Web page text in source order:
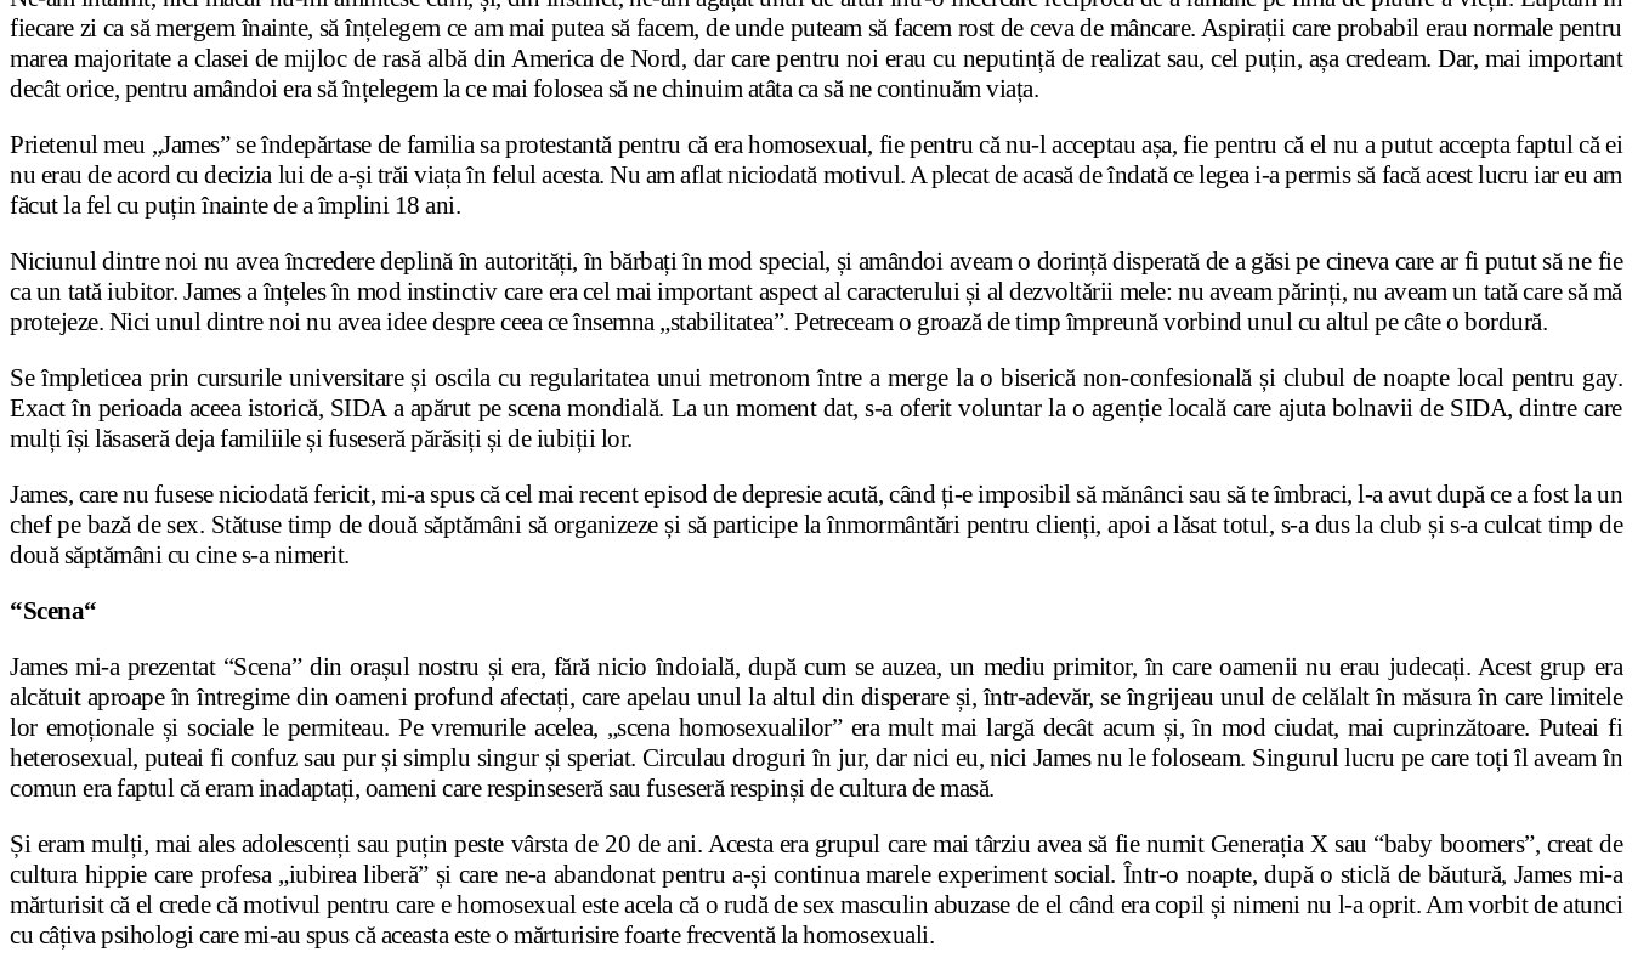
fiecare zi ca să mergem înainte, să înțelegem ce am mai putea să facem, de unde puteam să facem rost de ceva de mâncare. Aspirații care probabil erau normale pentru
marea majoritate a clasei de mijloc de rasă albă din America de Nord, dar care pentru noi erau cu neputință de realizat sau, cel puțin, așa credeam. Dar, mai important
decât orice, pentru amândoi era să înțelegem la ce mai folosea să ne chinuim atâta ca să ne continuăm viața.
Prietenul meu „James” se îndepărtase de familia sa protestantă pentru că era homosexual, fie pentru că nu-l acceptau așa, fie pentru că el nu a putut accepta faptul că ei
nu erau de acord cu decizia lui de a-și trăi viața în felul acesta. Nu am aflat niciodată motivul. A plecat de acasă de îndată ce legea i-a permis să facă acest lucru iar eu am
făcut la fel cu puțin înainte de a împlini 18 ani.
Niciunul dintre noi nu avea încredere deplină în autorități, în bărbați în mod special, și amândoi aveam o dorință disperată de a găsi pe cineva care ar fi putut să ne fie
ca un tată iubitor. James a înțeles în mod instinctiv care era cel mai important aspect al caracterului și al dezvoltării mele: nu aveam părinți, nu aveam un tată care să mă
protejeze. Nici unul dintre noi nu avea idee despre ceea ce însemna „stabilitatea”. Petreceam o groază de timp împreună vorbind unul cu altul pe câte o bordură.
Se împleticea prin cursurile universitare și oscila cu regularitatea unui metronom între a merge la o biserică non-confesională și clubul de noapte local pentru gay.
Exact în perioada aceea istorică, SIDA a apărut pe scena mondială. La un moment dat, s-a oferit voluntar la o agenție locală care ajuta bolnavii de SIDA, dintre care
mulți își lăsaseră deja familiile și fuseseră părăsiți și de iubiții lor.
James, care nu fusese niciodată fericit, mi-a spus că cel mai recent episod de depresie acută, când ți-e imposibil să mănânci sau să te îmbraci, l-a avut după ce a fost la un
chef pe bază de sex. Stătuse timp de două săptămâni să organizeze și să participe la înmormântări pentru clienți, apoi a lăsat totul, s-a dus la club și s-a culcat timp de
două săptămâni cu cine s-a nimerit.
“Scena“
James mi-a prezentat “Scena” din orașul nostru și era, fără nicio îndoială, după cum se auzea, un mediu primitor, în care oamenii nu erau judecați. Acest grup era
alcătuit aproape în întregime din oameni profund afectați, care apelau unul la altul din disperare și, într-adevăr, se îngrijeau unul de celălalt în măsura în care limitele
lor emoționale și sociale le permiteau. Pe vremurile acelea, „scena homosexualilor” era mult mai largă decât acum și, în mod ciudat, mai cuprinzătoare. Puteai fi
heterosexual, puteai fi confuz sau pur și simplu singur și speriat. Circulau droguri în jur, dar nici eu, nici James nu le foloseam. Singurul lucru pe care toți îl aveam în
comun era faptul că eram inadaptați, oameni care respinseseră sau fuseseră respinși de cultura de masă.
Și eram mulți, mai ales adolescenți sau puțin peste vârsta de 20 de ani. Acesta era grupul care mai târziu avea să fie numit Generația X sau “baby boomers”, creat de
cultura hippie care profesa „iubirea liberă” și care ne-a abandonat pentru a-și continua marele experiment social. Într-o noapte, după o sticlă de băutură, James mi-a
mărturisit că el crede că motivul pentru care e homosexual este acela că o rudă de sex masculin abuzase de el când era copil și nimeni nu l-a oprit. Am vorbit de atunci
cu câțiva psihologi care mi-au spus că aceasta este o mărturisire foarte frecventă la homosexuali.